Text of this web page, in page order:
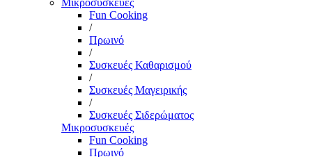
Μικροσυσκευές
Fun Cooking
/
Πρωινό
/
Συσκευές Καθαρισμού
/
Συσκευές Μαγειρικής
/
Συσκευές Σιδερώματος
Μικροσυσκευές
Fun Cooking
Πρωινό